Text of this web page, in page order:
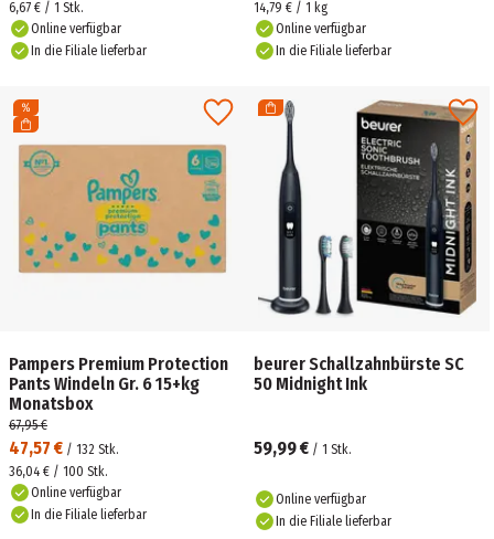
6,67 € / 1 Stk.
Online verfügbar
In die Filiale lieferbar
14,79 € / 1 kg
Online verfügbar
In die Filiale lieferbar
Pampers Premium Protection
Pants Windeln Gr. 6 15+kg
Monatsbox
47,57 € / 132 Stk.
67,95 €
36,04 € / 100 Stk.
Online verfügbar
In die Filiale lieferbar
beurer Schallzahnbürste SC
50 Midnight Ink
59,99 € / 1 Stk.
Online verfügbar
In die Filiale lieferbar